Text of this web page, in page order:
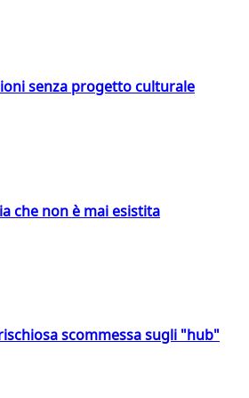
senza progetto culturale
che non è mai esistita
scommessa sugli "hub"